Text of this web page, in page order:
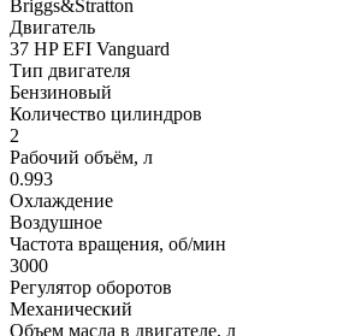
Briggs&Stratton
Двигатель
37 HP EFI Vanguard
Тип двигателя
Бензиновый
Количество цилиндров
2
Рабочий объём, л
0.993
Охлаждение
Воздушное
Частота вращения, об/мин
3000
Регулятор оборотов
Механический
Объем масла в двигателе, л